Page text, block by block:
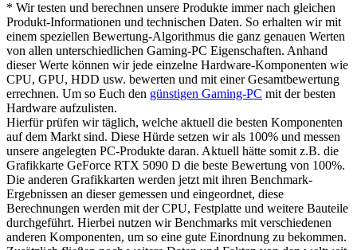
* Wir testen und berechnen unsere Produkte immer nach gleichen
Produkt-Informationen und technischen Daten. So erhalten wir mit
einem speziellen Bewertung-Algorithmus die ganz genauen Werten
von allen unterschiedlichen Gaming-PC Eigenschaften. Anhand
dieser Werte können wir jede einzelne Hardware-Komponenten wie
CPU, GPU, HDD usw. bewerten und mit einer Gesamtbewertung
errechnen. Um so Euch den günstigen Gaming-PC mit der besten
Hardware aufzulisten.
Hierfür prüfen wir täglich, welche aktuell die besten Komponenten
auf dem Markt sind. Diese Hürde setzen wir als 100% und messen
unsere angelegten PC-Produkte daran. Aktuell hätte somit z.B. die
Grafikkarte GeForce RTX 5090 D die beste Bewertung von 100%.
Die anderen Grafikkarten werden jetzt mit ihren Benchmark-
Ergebnissen an dieser gemessen und eingeordnet, diese
Berechnungen werden mit der CPU, Festplatte und weitere Bauteile
durchgeführt. Hierbei nutzen wir Benchmarks mit verschiedenen
anderen Komponenten, um so eine gute Einordnung zu bekommen.